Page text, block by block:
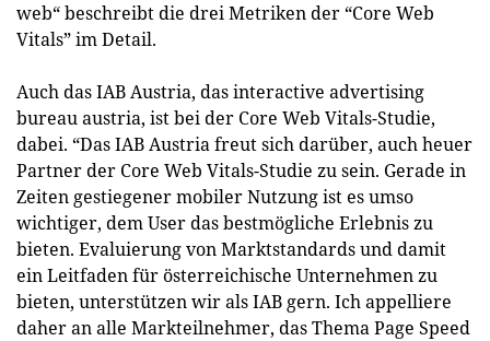
web“ beschreibt die drei Metriken der “Core Web
Vitals” im Detail.
Auch das IAB Austria, das interactive advertising
bureau austria, ist bei der Core Web Vitals-Studie,
dabei. “Das IAB Austria freut sich darüber, auch heuer
Partner der Core Web Vitals-Studie zu sein. Gerade in
Zeiten gestiegener mobiler Nutzung ist es umso
wichtiger, dem User das bestmögliche Erlebnis zu
bieten. Evaluierung von Marktstandards und damit
ein Leitfaden für österreichische Unternehmen zu
bieten, unterstützen wir als IAB gern. Ich appelliere
daher an alle Markteilnehmer, das Thema Page Speed